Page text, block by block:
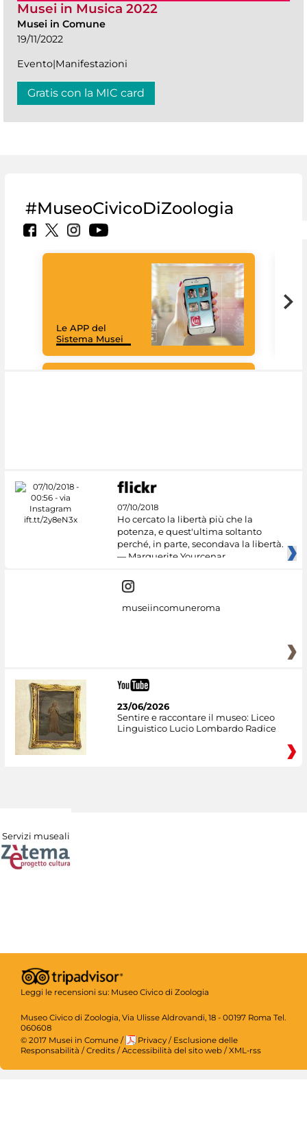
Musei in Musica 2022
Musei in Comune
19/11/2022
Evento|Manifestazioni
Gratis con la MIC card
#MuseoCivicoDiZoologia
Le APP del
Sistema Musei
07/10/2018
Ho cercato la libertà più che la
potenza, e quest'ultima soltanto
perché, in parte, secondava la libertà.
— Marguerite Yourcenar
museiincomuneroma
23/06/2026
Sentire e raccontare il museo: Liceo
Linguistico Lucio Lombardo Radice
Servizi museali
Leggi le recensioni su: Museo Civico di Zoologia
Museo Civico di Zoologia, Via Ulisse Aldrovandi, 18 - 00197 Roma Tel.
060608
© 2017 Musei in Comune / Privacy / Esclusione delle
Responsabilità / Credits / Accessibilità del sito web / XML-rss